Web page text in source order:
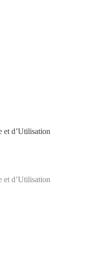
et d’Utilisation
et d’Utilisation